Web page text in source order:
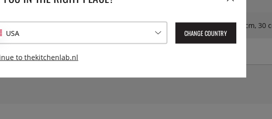
Hoogte: 12 cm, 18 cm, 22 cm, 30
USA CHANGE COUNTRY
to thekitchenlab.nl